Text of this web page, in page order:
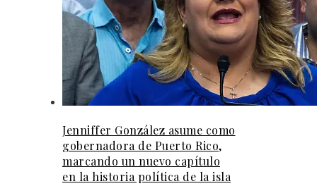
Jenniffer González asume como
gobernadora de Puerto Rico,
marcando un nuevo capítulo
en la historia política de la isla